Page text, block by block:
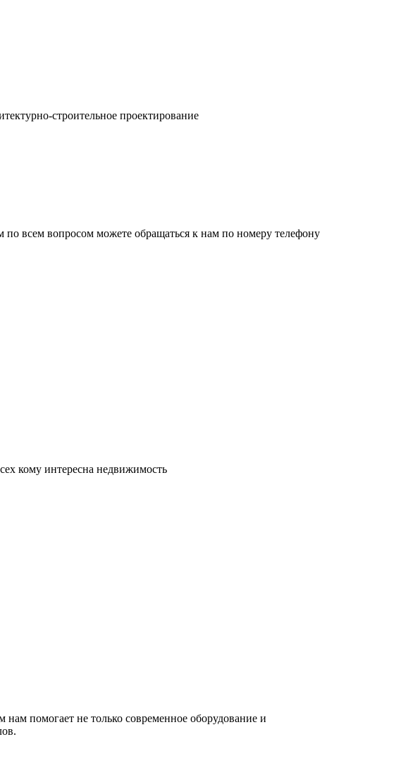
строительное проектирование
по всем вопросом можете обращаться к нам по номеру телефону
кому интересна недвижимость
помогает не только современное оборудование и